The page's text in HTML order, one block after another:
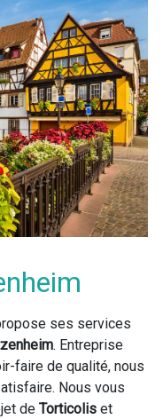
ses services
. Entreprise
faire de qualité, nous
Nous vous
de Torticolis et